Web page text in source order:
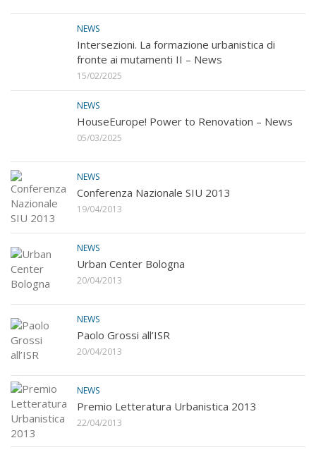
NEWS
Intersezioni. La formazione urbanistica di
fronte ai mutamenti II – News
15/02/2025
NEWS
HouseEurope! Power to Renovation – News
05/03/2025
NEWS
Conferenza Nazionale SIU 2013
19/04/2013
NEWS
Urban Center Bologna
20/04/2013
NEWS
Paolo Grossi all’ISR
20/04/2013
NEWS
Premio Letteratura Urbanistica 2013
22/04/2013